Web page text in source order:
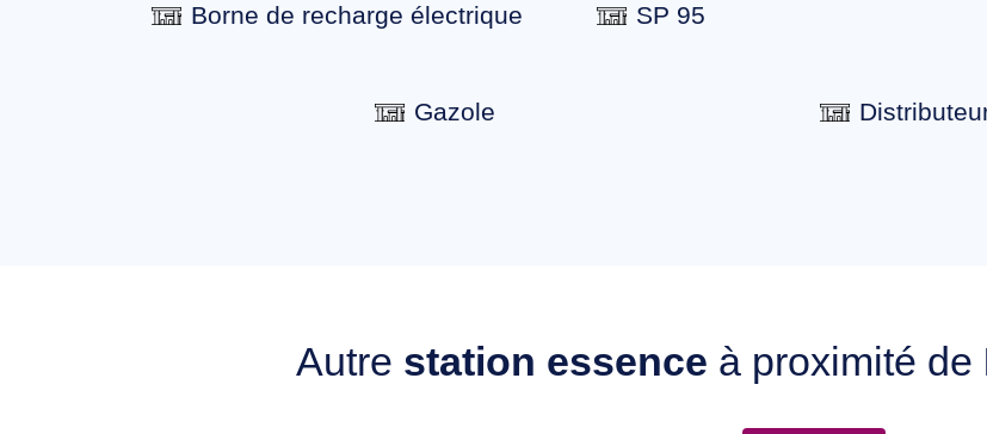
Borne de recharge électrique SP 95
Gazole
Autre station essence à proximité de